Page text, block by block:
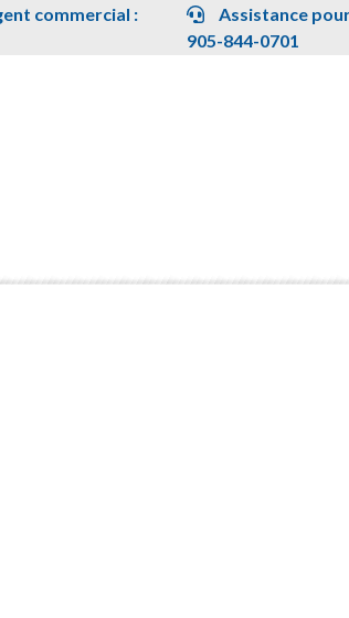
commercial :
Assistance
905-844-0701